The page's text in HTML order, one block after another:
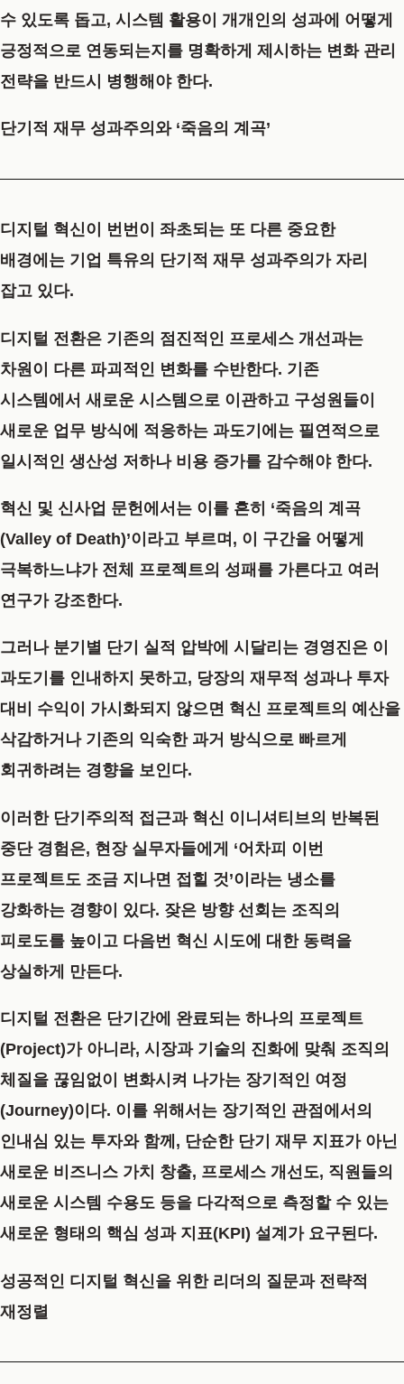
수 있도록 돕고, 시스템 활용이 개개인의 성과에 어떻게
긍정적으로 연동되는지를 명확하게 제시하는 변화 관리
전략을 반드시 병행해야 한다.
단기적 재무 성과주의와 ‘죽음의 계곡’
디지털 혁신이 번번이 좌초되는 또 다른 중요한
배경에는 기업 특유의 단기적 재무 성과주의가 자리
잡고 있다.
디지털 전환은 기존의 점진적인 프로세스 개선과는
차원이 다른 파괴적인 변화를 수반한다. 기존
시스템에서 새로운 시스템으로 이관하고 구성원들이
새로운 업무 방식에 적응하는 과도기에는 필연적으로
일시적인 생산성 저하나 비용 증가를 감수해야 한다.
혁신 및 신사업 문헌에서는 이를 흔히 ‘죽음의 계곡
(Valley of Death)’이라고 부르며, 이 구간을 어떻게
극복하느냐가 전체 프로젝트의 성패를 가른다고 여러
연구가 강조한다.
그러나 분기별 단기 실적 압박에 시달리는 경영진은 이
과도기를 인내하지 못하고, 당장의 재무적 성과나 투자
대비 수익이 가시화되지 않으면 혁신 프로젝트의 예산을
삭감하거나 기존의 익숙한 과거 방식으로 빠르게
회귀하려는 경향을 보인다.
이러한 단기주의적 접근과 혁신 이니셔티브의 반복된
중단 경험은, 현장 실무자들에게 ‘어차피 이번
프로젝트도 조금 지나면 접힐 것’이라는 냉소를
강화하는 경향이 있다. 잦은 방향 선회는 조직의
피로도를 높이고 다음번 혁신 시도에 대한 동력을
상실하게 만든다.
디지털 전환은 단기간에 완료되는 하나의 프로젝트
(Project)가 아니라, 시장과 기술의 진화에 맞춰 조직의
체질을 끊임없이 변화시켜 나가는 장기적인 여정
(Journey)이다. 이를 위해서는 장기적인 관점에서의
인내심 있는 투자와 함께, 단순한 단기 재무 지표가 아닌
새로운 비즈니스 가치 창출, 프로세스 개선도, 직원들의
새로운 시스템 수용도 등을 다각적으로 측정할 수 있는
새로운 형태의 핵심 성과 지표(KPI) 설계가 요구된다.
성공적인 디지털 혁신을 위한 리더의 질문과 전략적
재정렬